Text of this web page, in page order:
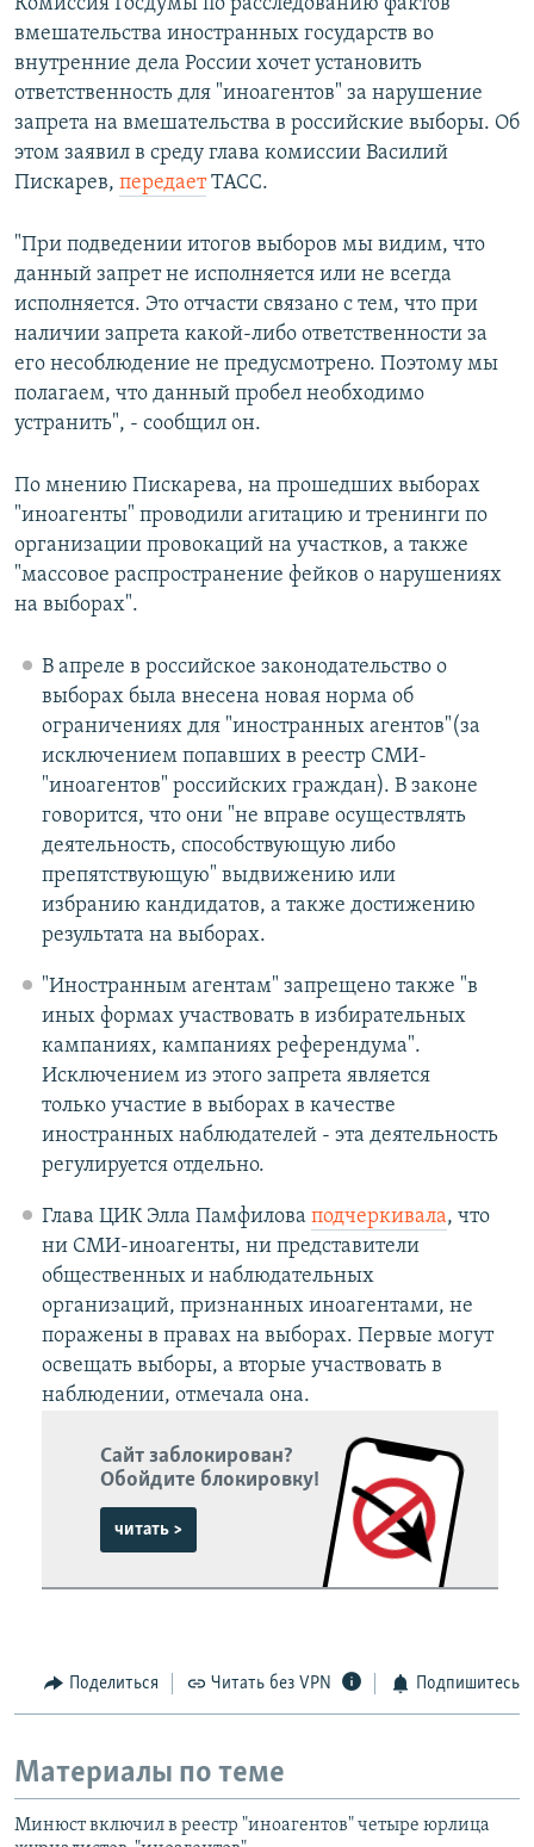
Комиссия Госдумы по расследованию фактов
вмешательства иностранных государств во
внутренние дела России хочет установить
ответственность для "иноагентов" за нарушение
запрета на вмешательства в российские выборы. Об
этом заявил в среду глава комиссии Василий
Пискарев, передаетТАСС.
"При подведении итогов выборов мы видим, что
данный запрет не исполняется или не всегда
исполняется. Это отчасти связано с тем, что при
наличии запрета какой-либо ответственности за
его несоблюдение не предусмотрено. Поэтому мы
полагаем, что данный пробел необходимо
устранить", - сообщил он.
По мнению Пискарева, на прошедших выборах
"иноагенты" проводили агитацию и тренинги по
организации провокаций на участков, а также
"массовое распространение фейков о нарушениях
на выборах".
В апреле в российское законодательство о
выборах была внесена новая норма об
ограничениях для "иностранных агентов"(за
исключением попавших в реестр СМИ-
"иноагентов" российских граждан). В законе
говорится, что они "не вправе осуществлять
деятельность, способствующую либо
препятствующую" выдвижению или
избранию кандидатов, а также достижению
результата на выборах.
"Иностранным агентам" запрещено также "в
иных формах участвовать в избирательных
кампаниях, кампаниях референдума".
Исключением из этого запрета является
только участие в выборах в качестве
иностранных наблюдателей - эта деятельность
регулируется отдельно.
Глава ЦИК Элла Памфилова подчеркивала, что
ни СМИ-иноагенты, ни представители
общественных и наблюдательных
организаций, признанных иноагентами, не
поражены в правах на выборах. Первые могут
освещать выборы, а вторые участвовать в
наблюдении, отмечала она.​
Сайт заблокирован?
Обойдите блокировку!
читать >
Поделиться Читать без VPN Подпишитесь
Материалы по теме
Минюст включил в реестр "иноагентов" четыре юрлица